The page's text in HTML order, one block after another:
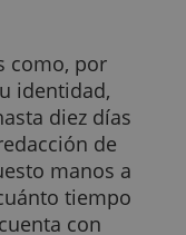
de las
te darás
se muestran
y la
abrir una